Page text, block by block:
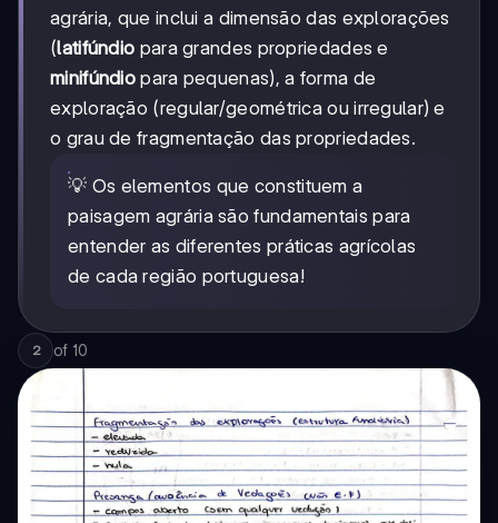
agrária, que inclui a dimensão das explorações
(latifúndio para grandes propriedades e
minifúndio para pequenas), a forma de
exploração (regular/geométrica ou irregular) e
o grau de fragmentação das propriedades.
💡 Os elementos que constituem a
paisagem agrária são fundamentais para
entender as diferentes práticas agrícolas
de cada região portuguesa!
2 of 10